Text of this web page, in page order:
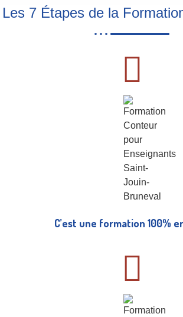
Les 7 Étapes de la
C’est une formation 100%